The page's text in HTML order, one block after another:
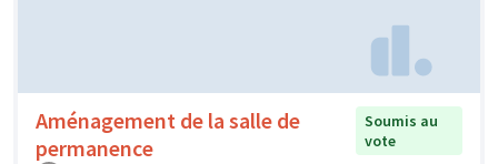
Aménagement de la salle de
permanence
Soumis au
vote